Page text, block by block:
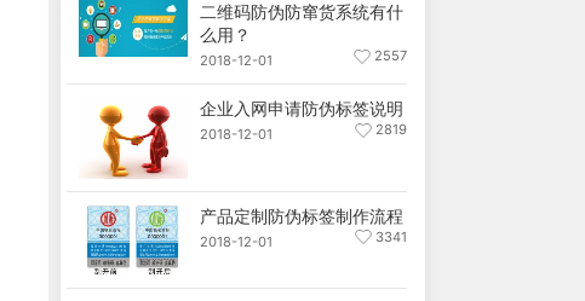
二维码防伪防窜货系统有什
么用？
2018-12-01 2557
企业入网申请防伪标签说明
2018-12-01 2819
产品定制防伪标签制作流程
2018-12-01 3341